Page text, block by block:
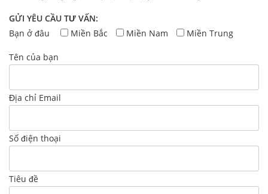
GỬI YÊU CẦU TƯ VẤN:
Bạn ở đâu
Miền Bắc Miền Nam Miền Trung
Tên của bạn
Địa chỉ Email
Số điện thoại
Tiêu đề